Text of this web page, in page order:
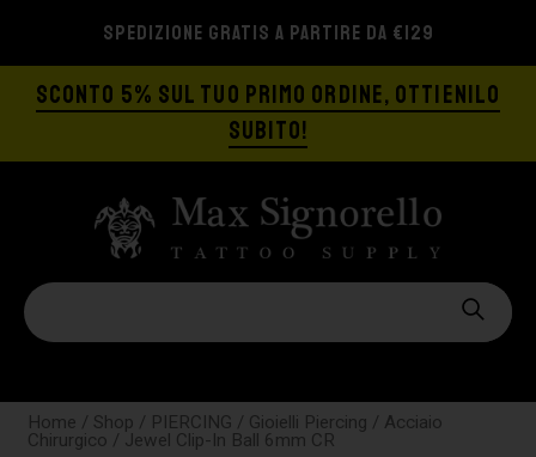
SPEDIZIONE GRATIS A PARTIRE DA €129
SCONTO 5% SUL TUO PRIMO ORDINE, OTTIENILO
SUBITO!
Home / Shop / PIERCING / Gioielli Piercing / Acciaio
Chirurgico / Jewel Clip-In Ball 6mm CR